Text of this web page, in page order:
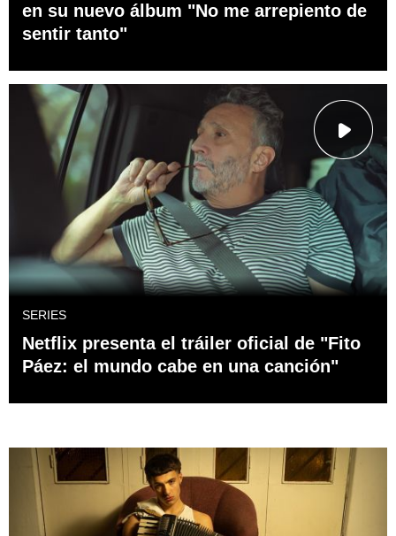
en su nuevo álbum "No me arrepiento de
sentir tanto"
SERIES
Netflix presenta el tráiler oficial de "Fito
Páez: el mundo cabe en una canción"